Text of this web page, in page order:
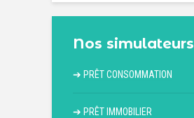
Nos simulateurs
➔ PRÊT CONSOMMATION
➔ PRÊT IMMOBILIER